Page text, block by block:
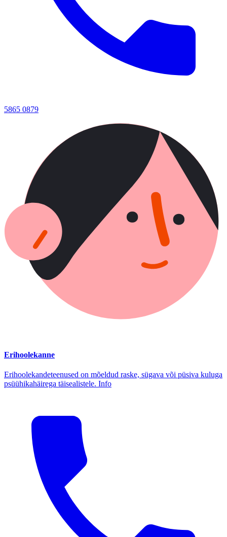
5865 0879
Erihoolekanne
Erihoolekandeteenused on mõeldud raske, sügava või püsiva kuluga
psüühikahäirega täisealistele. Info